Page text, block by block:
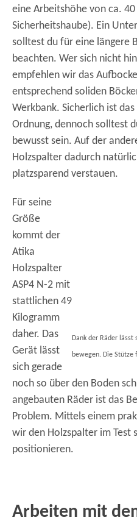
eine Arbeitshöhe von ca.
Sicherheitshaube). Ein
solltest du für eine längere
beachten. Wer sich nicht
empfehlen wir das
entsprechend soliden
Werkbank. Sicherlich ist
Ordnung, dennoch solltest
bewusst sein. Auf der
Holzspalter dadurch
platzsparend verstauen.
Dank der Räder lässt
bewegen. Die Stütze
Für seine
Größe
kommt der
Atika
Holzspalter
ASP4 N-2 mit
stattlichen 49
Kilogramm
daher. Das
Gerät lässt
sich gerade
noch so über den Boden
angebauten Räder ist das
Problem. Mittels einem
wir den Holzspalter im Test
positionieren.
Arbeiten mit